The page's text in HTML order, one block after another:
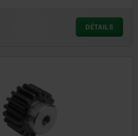
DÉTAILS